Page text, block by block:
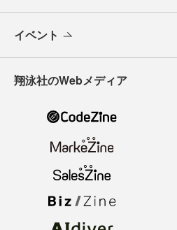
イベント
翔泳社のWebメディア